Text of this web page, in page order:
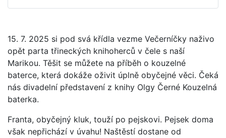
15. 7. 2025 si pod svá křídla vezme Večerníčky naživo
opět parta třineckých knihoherců v čele s naší
Marikou. Těšit se můžete na příběh o kouzelné
baterce, která dokáže oživit úplně obyčejné věci. Čeká
nás divadelní představení z knihy Olgy Černé Kouzelná
baterka.
Franta, obyčejný kluk, touží po pejskovi. Pejsek doma
však nepřichází v úvahu! Naštěstí dostane od